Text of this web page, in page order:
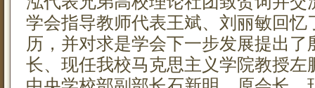
学会指导教师代表王斌、刘丽敏回
历，并对求是学会下一步发展提出
长、现任我校马克思主义学院教授